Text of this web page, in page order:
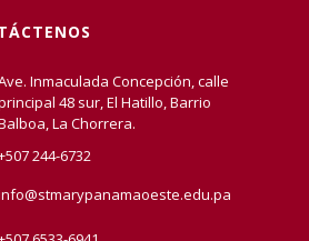
Inmaculada Concepción, calle
48 sur, El Hatillo, Barrio
La Chorrera.
244-6732